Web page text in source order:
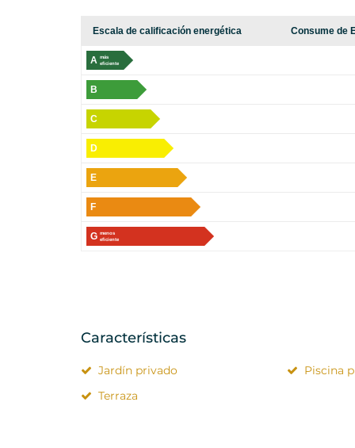
Escala de calificación energética Consume de
A más
eficiente
B
C
D
E
F
G menos
eficiente
Características
Jardín privado Piscina
Terraza